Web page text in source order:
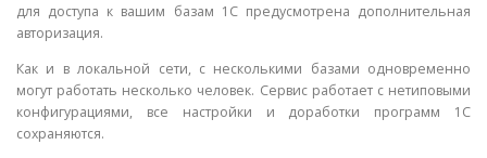
для доступа к вашим базам 1С предусмотрена дополнительная
авторизация.
Как и в локальной сети, с несколькими базами одновременно
могут работать несколько человек. Сервис работает с нетиповыми
конфигурациями, все настройки и доработки программ 1С
сохраняются.